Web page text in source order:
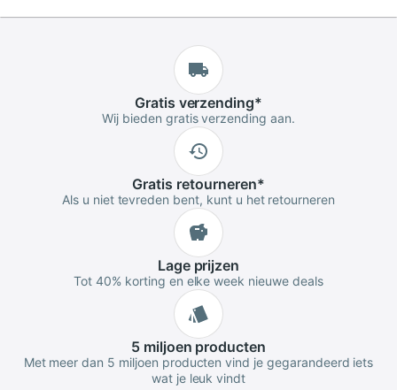
Gratis verzending*
Wij bieden gratis verzending aan.
Gratis retourneren*
Als u niet tevreden bent, kunt u het retourneren
Lageprijzen
Tot 40% korting en elke week nieuwe deals
5 miljoen producten
Met meer dan 5 miljoen producten vind je gegarandeerd iets
wat je leuk vindt